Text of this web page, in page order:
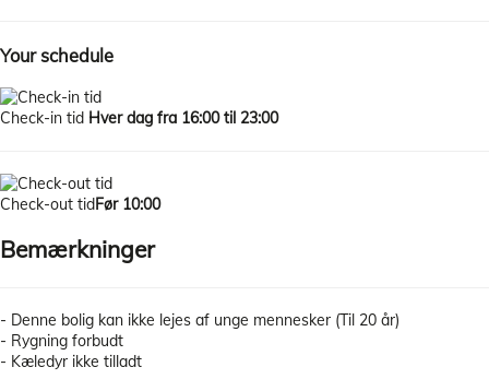
Your schedule
Check-in tid Hver dag fra 16:00 til 23:00
Check-out tidFør 10:00
Bemærkninger
- Denne bolig kan ikke lejes af unge mennesker (Til 20 år)
- Rygning forbudt
- Kæledyr ikke tilladt